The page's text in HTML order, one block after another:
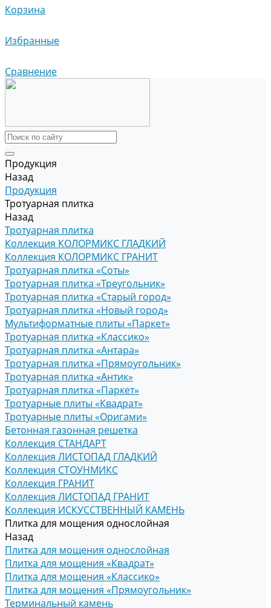
Корзина
Избранные
Сравнение
Продукция
Назад
Продукция
Тротуарная плитка
Назад
Тротуарная плитка
Коллекция КОЛОРМИКС ГЛАДКИЙ
Коллекция КОЛОРМИКС ГРАНИТ
Тротуарная плитка «Соты»
Тротуарная плитка «Треугольник»
Тротуарная плитка «Старый город»
Тротуарная плитка «Новый город»
Мультиформатные плиты «Паркет»
Тротуарная плитка «Классико»
Тротуарная плитка «Антара»
Тротуарная плитка «Прямоугольник»
Тротуарная плитка «Антик»
Тротуарная плитка «Паркет»
Тротуарные плиты «Квадрат»
Тротуарные плиты «Оригами»
Бетонная газонная решетка
Коллекция СТАНДАРТ
Коллекция ЛИСТОПАД ГЛАДКИЙ
Коллекция СТОУНМИКС
Коллекция ГРАНИТ
Коллекция ЛИСТОПАД ГРАНИТ
Коллекция ИСКУССТВЕННЫЙ КАМЕНЬ
Плитка для мощения однослойная
Назад
Плитка для мощения однослойная
Плитка для мощения «Квадрат»
Плитка для мощения «Классико»
Плитка для мощения «Прямоугольник»
Терминальный камень